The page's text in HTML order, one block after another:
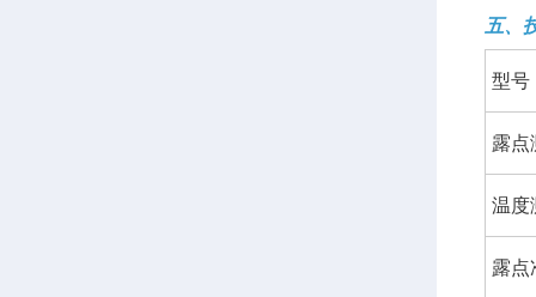
五、
型号
露点
温度
露点